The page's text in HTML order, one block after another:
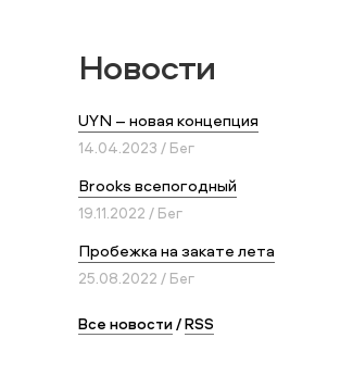
Новости
UYN – новая концепция
14.04.2023 / Бег
Brooks всепогодный
19.11.2022 / Бег
Пробежка на закате лета
25.08.2022 / Бег
Все новости/RSS